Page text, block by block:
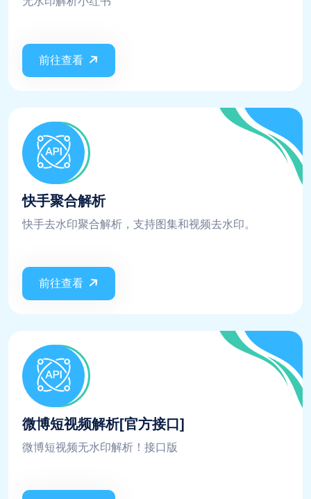
前往查看
快手聚合解析
快手去水印聚合解析，支持图集和视频去水印。
前往查看
微博短视频解析[官方接口]
微博短视频无水印解析！接口版